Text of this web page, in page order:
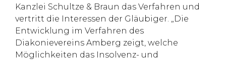
Kanzlei Schultze & Braun das Verfahren und
vertritt die Interessen der Gläubiger. „Die
Entwicklung im Verfahren des
Diakonievereins Amberg zeigt, welche
Möglichkeiten das Insolvenz- und